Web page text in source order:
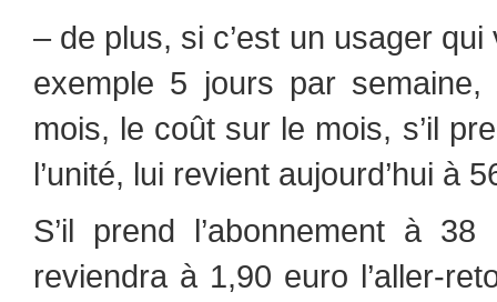
– de plus, si c’est un usager
exemple 5 jours par
mois, le coût sur le mois, s’il
l’unité, lui revient aujourd’hui à
S’il prend l’abonnement à
reviendra à 1,90 euro l’aller-